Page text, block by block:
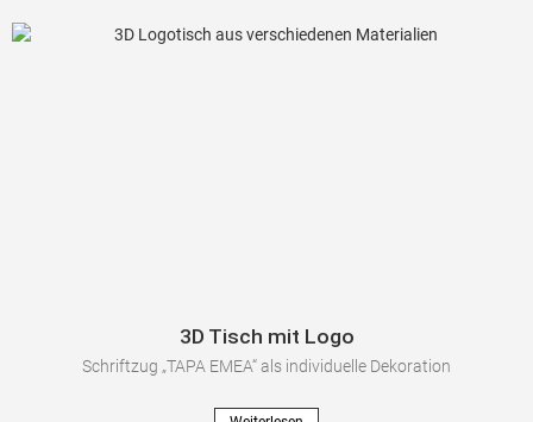
3D Tisch mit Logo
Schriftzug „TAPA EMEA“ als individuelle Dekoration